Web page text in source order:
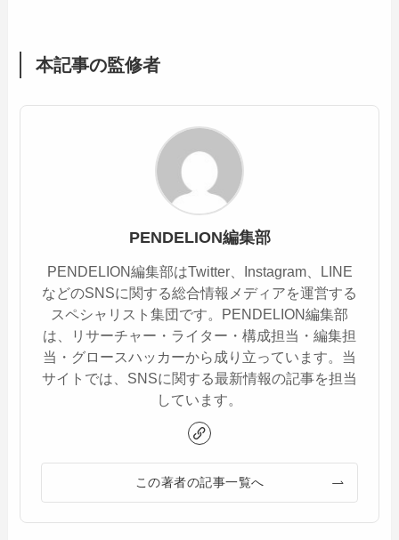
本記事の監修者
PENDELION編集部
PENDELION編集部はTwitter、Instagram、LINE
などのSNSに関する総合情報メディアを運営する
スペシャリスト集団です。PENDELION編集部
は、リサーチャー・ライター・構成担当・編集担
当・グロースハッカーから成り立っています。当
サイトでは、SNSに関する最新情報の記事を担当
しています。
この著者の記事一覧へ